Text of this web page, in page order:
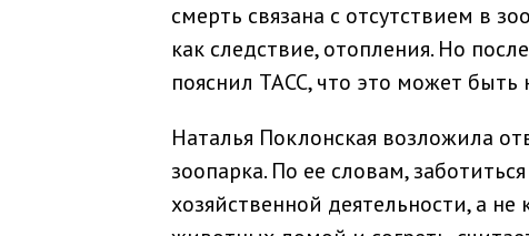
смерть связана с отсутствием в
как следствие, отопления. Но
пояснил ТАСС, что это может быть
Наталья Поклонская возложила
зоопарка. По ее словам,
хозяйственной деятельности, а